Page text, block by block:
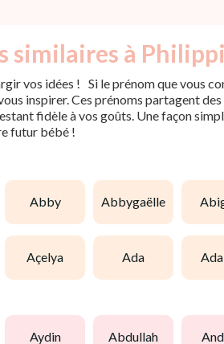
similaires à
vos idées ! Si le prénom que vous
inspirer. Ces prénoms partagent
fidèle à vos goûts. Une façon
futur bébé !
abby abbygaëlle
açelya ada
aydin abdullah